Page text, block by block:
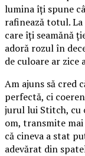
lumina îți spune
rafinează totul.
care îți seamănă
adoră rozul în
de culoare ar zice
Am ajuns să cred
perfectă, ci
jurul lui Stitch, cu
om, transmite
că cineva a stat
adevărat din